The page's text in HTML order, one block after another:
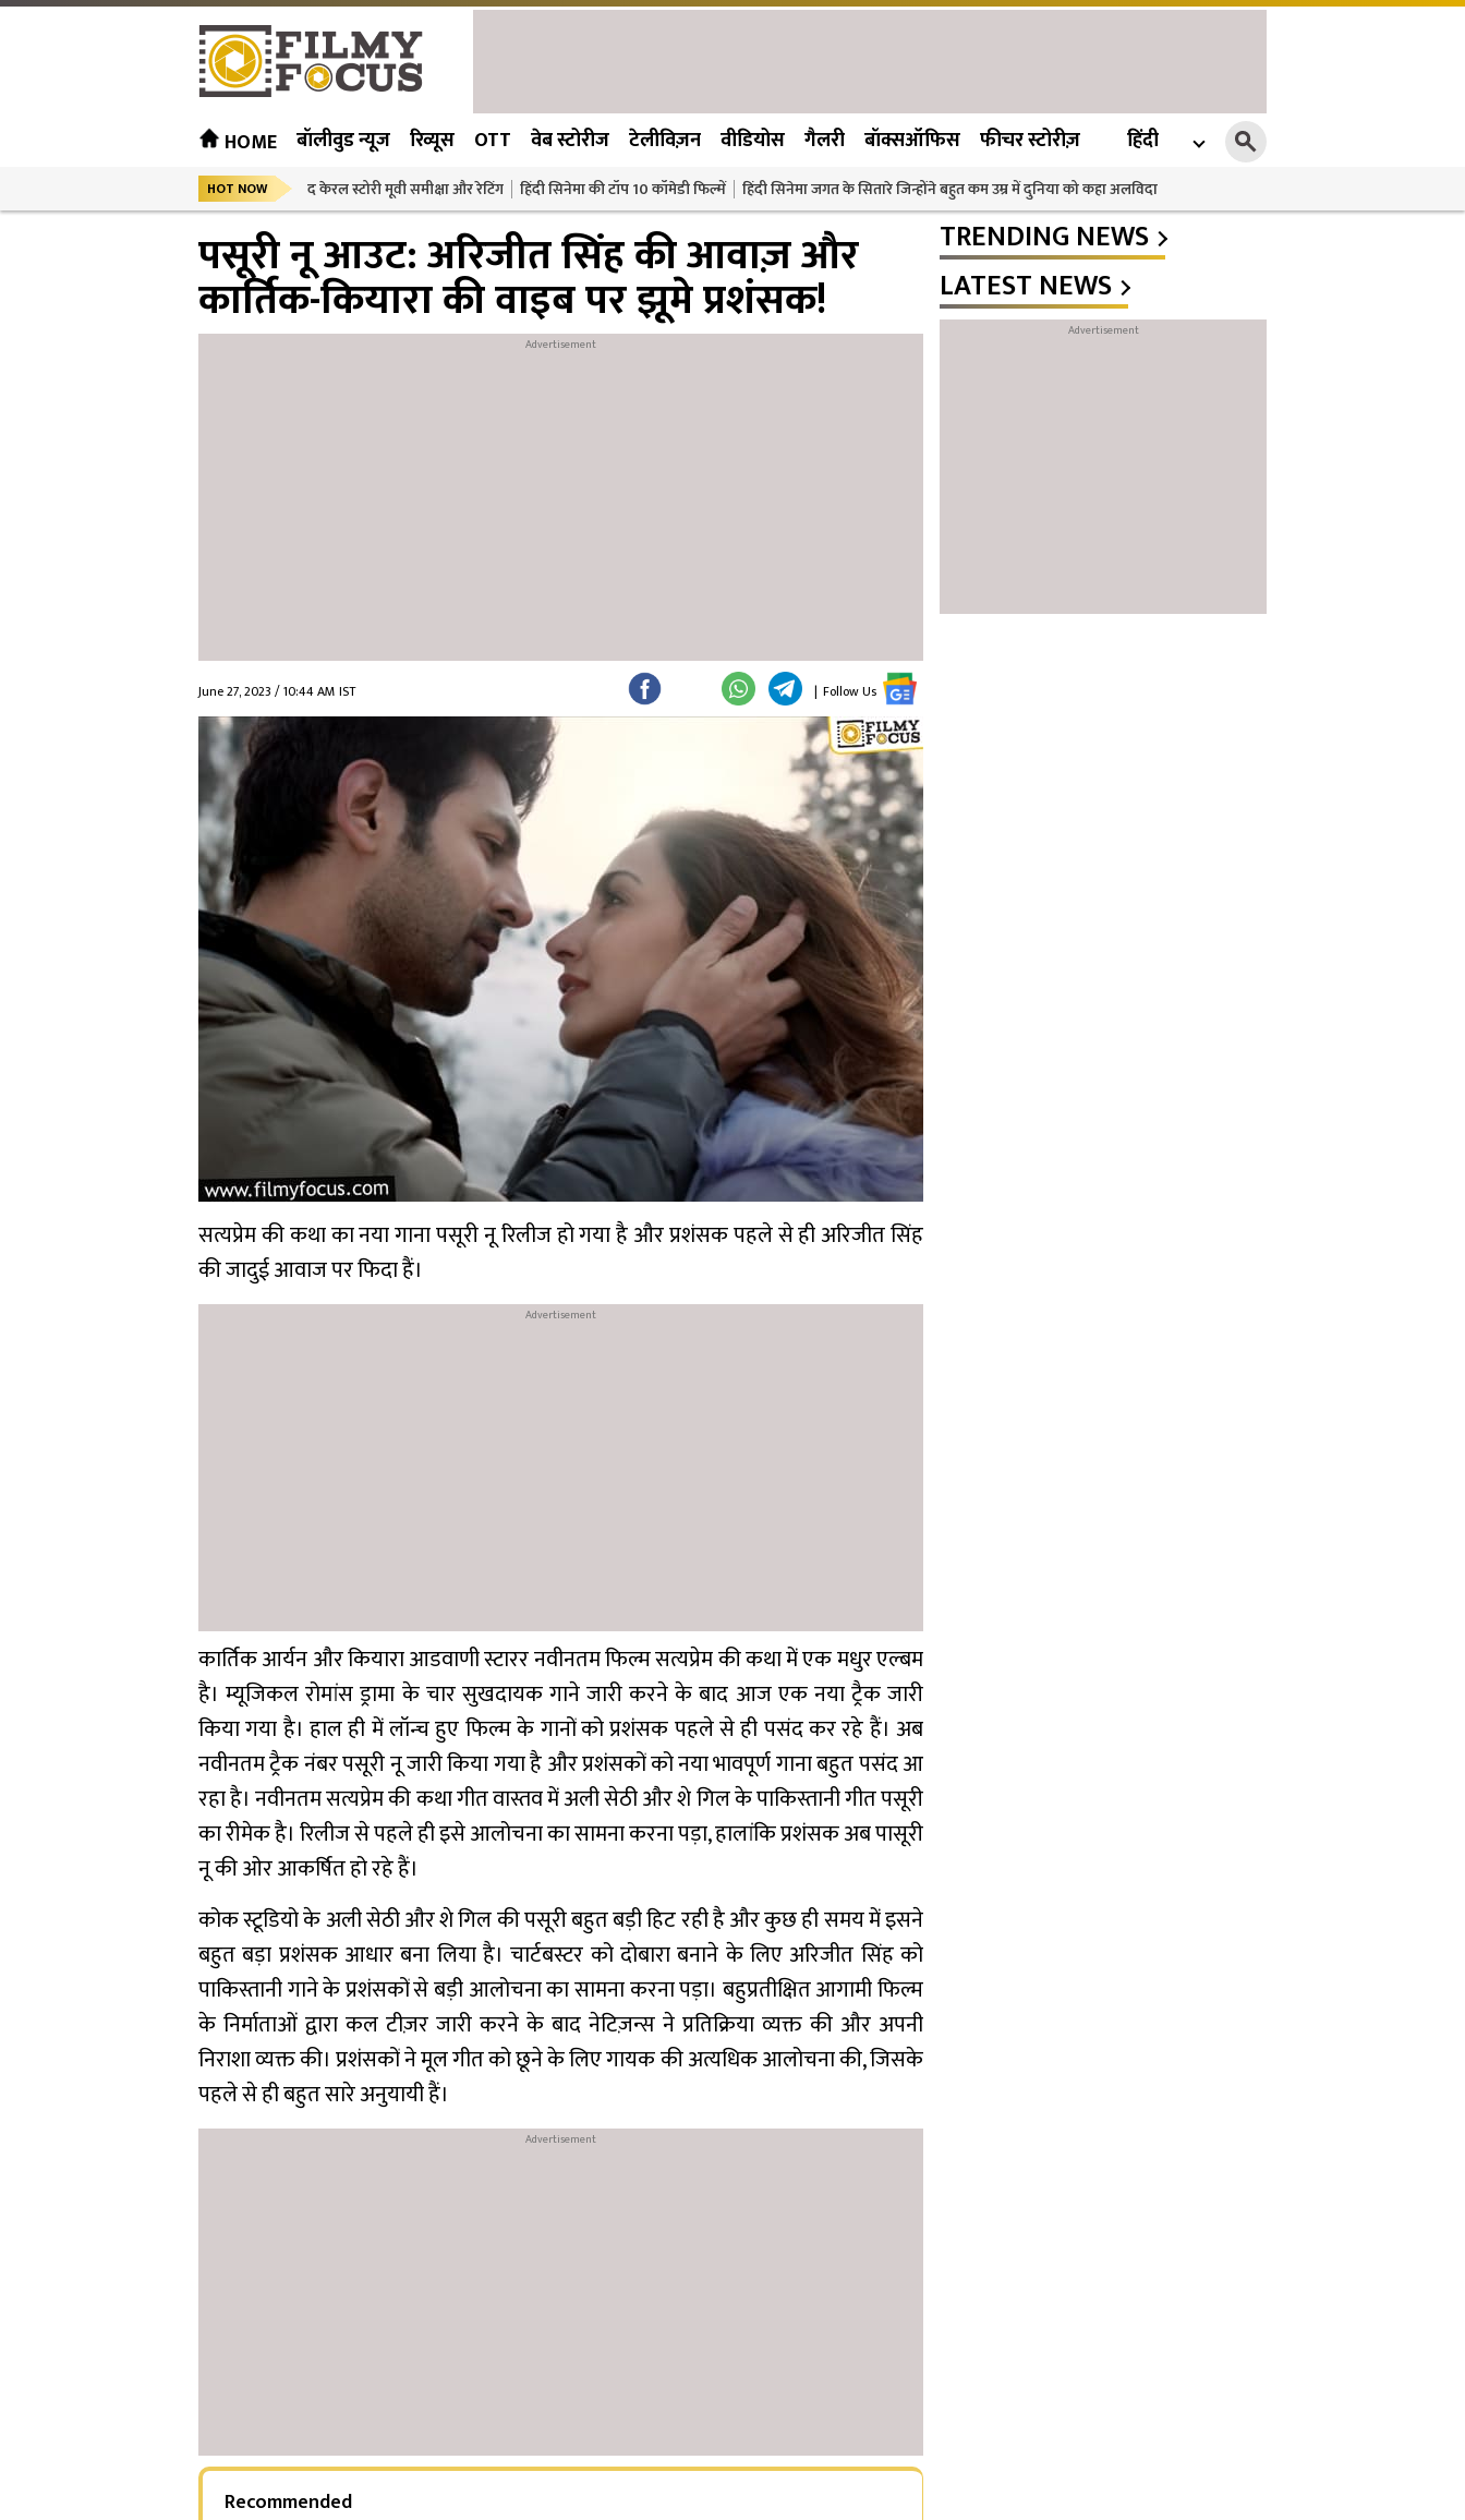
HOME बॉलीवुड न्यूज रिव्यूस OTT वेब स्टोरीज टेलीविज़न वीडियोस गैलरी बॉक्सऑफिस फीचर स्टोरीज़ हिंदी
HOT NOW द केरल स्टोरी मूवी समीक्षा और रेटिंग हिंदी सिनेमा की टॉप 10 कॉमेडी फिल्में हिंदी सिनेमा जगत के सितारे जिन्होंने बहुत कम उम्र में दुनिया को कहा अलविदा
पसूरी नू आउट: अरिजीत सिंह की आवाज़ और
कार्तिक-कियारा की वाइब पर झूमे प्रशंसक!
June 27, 2023 / 10:44 AM IST | Follow Us
सत्यप्रेम की कथा का नया गाना पसूरी नू रिलीज हो गया है और प्रशंसक पहले से ही अरिजीत सिंह
की जादुई आवाज पर फिदा हैं।
कार्तिक आर्यन और कियारा आडवाणी स्टारर नवीनतम फिल्म सत्यप्रेम की कथा में एक मधुर एल्बम
है। म्यूजिकल रोमांस ड्रामा के चार सुखदायक गाने जारी करने के बाद आज एक नया ट्रैक जारी
किया गया है। हाल ही में लॉन्च हुए फिल्म के गानों को प्रशंसक पहले से ही पसंद कर रहे हैं। अब
नवीनतम ट्रैक नंबर पसूरी नू जारी किया गया है और प्रशंसकों को नया भावपूर्ण गाना बहुत पसंद आ
रहा है। नवीनतम सत्यप्रेम की कथा गीत वास्तव में अली सेठी और शे गिल के पाकिस्तानी गीत पसूरी
का रीमेक है। रिलीज से पहले ही इसे आलोचना का सामना करना पड़ा, हालांकि प्रशंसक अब पासूरी
नू की ओर आकर्षित हो रहे हैं।
कोक स्टूडियो के अली सेठी और शे गिल की पसूरी बहुत बड़ी हिट रही है और कुछ ही समय में इसने
बहुत बड़ा प्रशंसक आधार बना लिया है। चार्टबस्टर को दोबारा बनाने के लिए अरिजीत सिंह को
पाकिस्तानी गाने के प्रशंसकों से बड़ी आलोचना का सामना करना पड़ा। बहुप्रतीक्षित आगामी फिल्म
के निर्माताओं द्वारा कल टीज़र जारी करने के बाद नेटिज़न्स ने प्रतिक्रिया व्यक्त की और अपनी
निराशा व्यक्त की। प्रशंसकों ने मूल गीत को छूने के लिए गायक की अत्यधिक आलोचना की, जिसके
पहले से ही बहुत सारे अनुयायी हैं।
Recommended
TRENDING NEWS
LATEST NEWS